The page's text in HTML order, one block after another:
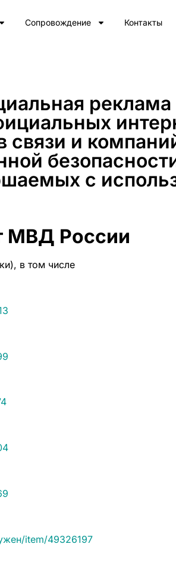
Сопровождение Контакты
реклама
связи и
с
МВД России
в том числе
item/49326197